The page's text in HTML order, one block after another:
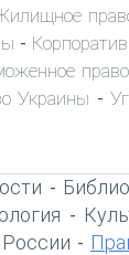
-
Украины -
-
-
-